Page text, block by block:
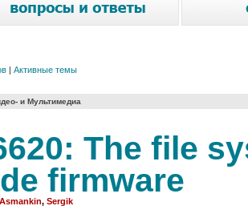
| Активные темы
и Мультимедиа
The file
firmware
, Sergik